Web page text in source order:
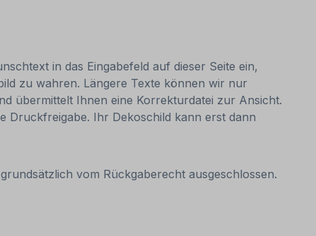
in das Eingabefeld auf dieser Seite ein,
zu wahren. Längere Texte können wir nur
übermittelt Ihnen eine Korrekturdatei zur Ansicht.
Druckfreigabe. Ihr Dekoschild kann erst dann
vom Rückgaberecht ausgeschlossen.